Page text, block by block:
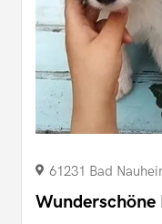
61231 Bad